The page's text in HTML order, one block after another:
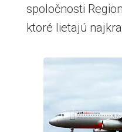
spoločnosti
ktoré lietajú